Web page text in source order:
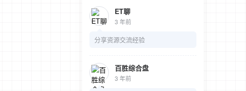
ET聊
3 年前
分享资源交流经验
百胜综合盘
3 年前